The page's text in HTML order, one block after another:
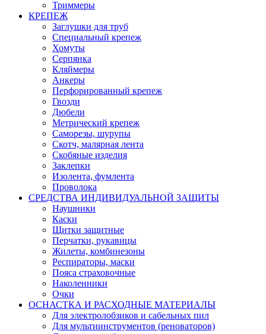
Триммеры
КРЕПЕЖ
Заглушки для труб
Специальный крепеж
Хомуты
Серпянка
Кляймеры
Анкеры
Перфорированный крепеж
Гвозди
Дюбели
Метрический крепеж
Саморезы, шурупы
Скотч, малярная лента
Скобяные изделия
Заклепки
Изолента, фумлента
Проволока
СРЕДСТВА ИНДИВИДУАЛЬНОЙ ЗАЩИТЫ
Наушники
Каски
Щитки защитные
Перчатки, рукавицы
Жилеты, комбинезоны
Респираторы, маски
Пояса страховочные
Наколенники
Очки
ОСНАСТКА И РАСХОДНЫЕ МАТЕРИАЛЫ
Для электролобзиков и сабельных пил
Для мультиинструментов (реноваторов)